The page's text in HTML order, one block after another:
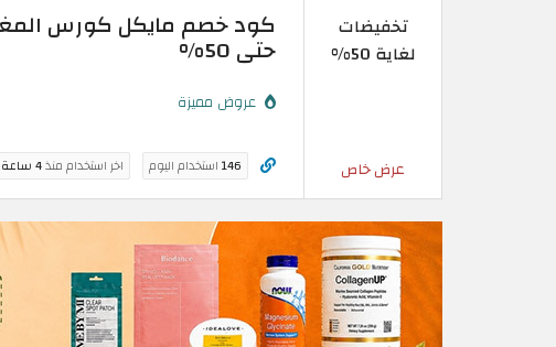
تخفيضات
لغاية 50%
عرض خاص
حتى 50%
عروض مميزة
146استخدام اليوم اخر استخدام منذ4 ساعة